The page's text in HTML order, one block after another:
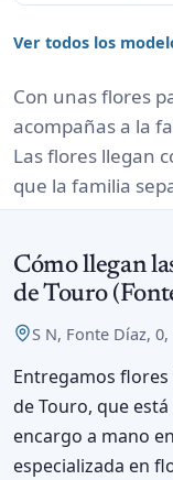
Ver todos los
Con unas flores
acompañas a la
Las flores llegan
que la familia
Cómo llegan
de Touro
S N, Fonte Díaz,
Entregamos flores
de Touro, que
encargo a mano
especializada en